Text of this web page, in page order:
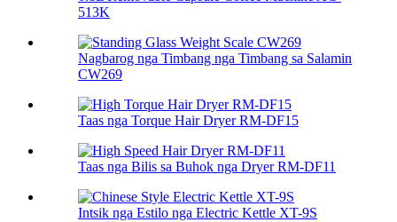
513K
Nagbarog nga Timbang nga Timbang sa Salamin
CW269
Taas nga Torque Hair Dryer RM-DF15
Taas nga Bilis sa Buhok nga Dryer RM-DF11
Intsik nga Estilo nga Electric Kettle XT-9S